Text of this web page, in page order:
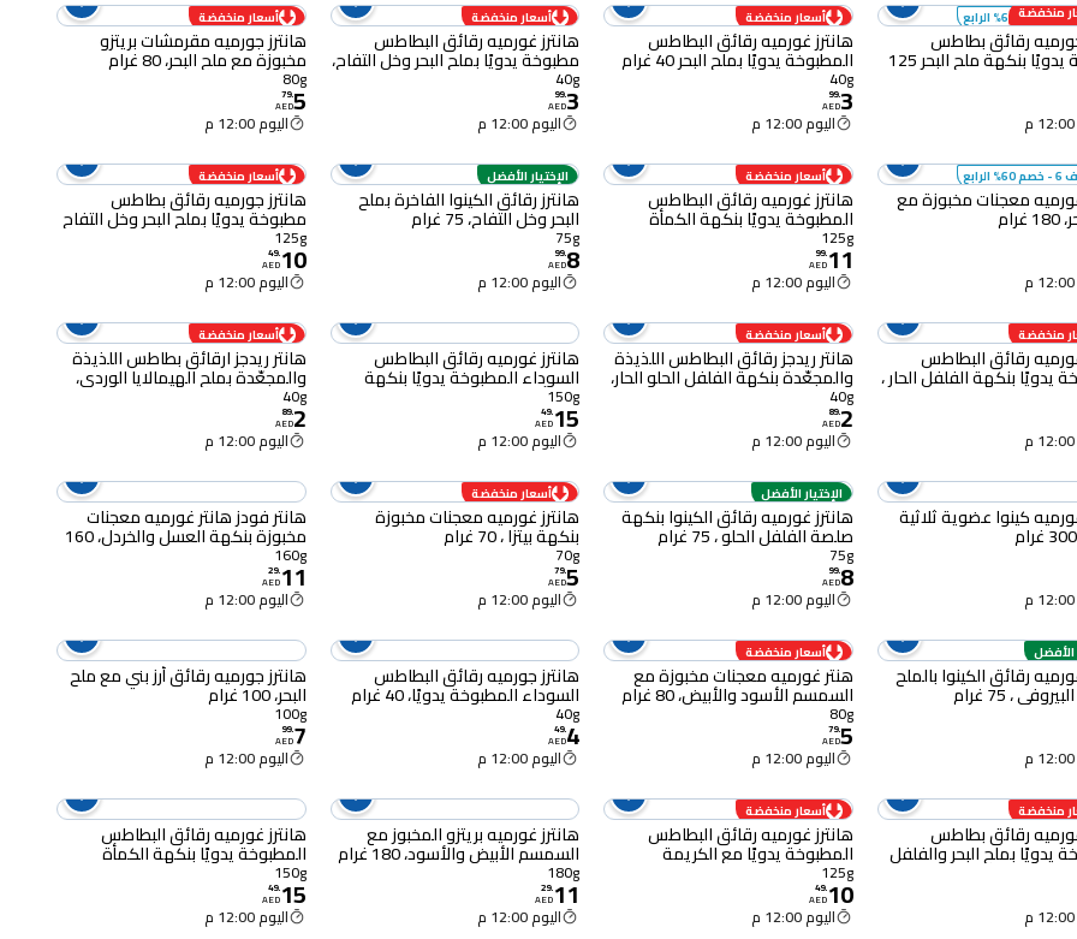
الرابعمنخفضة
رقائق بطاطس
مطبوخة يدويًا بنكهة ملح البحر 125
أسعار منخفضة
هانترز غورميه رقائق البطاطس
المطبوخة يدويًا بملح البحر 40 غرام
40g
3
.
99
AED
اليوم 12:00 م
أسعار منخفضة
هانترز غورميه رقائق البطاطس
مطبوخة يدويًا بملح البحر وخل التفاح،
40 غرام
40g
3
.
99
AED
اليوم 12:00 م
أسعار منخفضة
هانترز جورميه مقرمشات بريتزو
مخبوزة مع ملح البحر، 80 غرام
80g
5
.
79
AED
اليوم 12:00 م
الرابع
معجنات مخبوزة مع
أسعار منخفضة
هانترز غورميه رقائق البطاطس
المطبوخة يدويًا بنكهة الكمأة
السوداء، 125 غرام
125g
11
.
99
AED
اليوم 12:00 م
الإختيار الأفضل
هانترز رقائق الكينوا الفاخرة بملح
البحر وخل التفاح، 75 غرام
75g
8
.
99
AED
اليوم 12:00 م
أسعار منخفضة
هانترز جورميه رقائق بطاطس
مطبوخة يدويًا بملح البحر وخل التفاح
125 غرام
125g
10
.
49
AED
اليوم 12:00 م
منخفضة
رقائق البطاطس
يدويًا بنكهة الفلفل الحار ،
أسعار منخفضة
هانتر ريدجز رقائق البطاطس اللذيذة
والمجعّدة بنكهة الفلفل الحلو الحار،
40 غرام
40g
2
.
89
AED
اليوم 12:00 م
هانترز غورميه رقائق البطاطس
السوداء المطبوخة يدويًا بنكهة
الكمأة، 150 غرام
150g
15
.
49
AED
اليوم 12:00 م
أسعار منخفضة
هانتر ريدجز ارقائق بطاطس اللذيذة
والمجعّدة بملح الهيمالايا الوردي،
40 غرام
40g
2
.
89
AED
اليوم 12:00 م
كينوا عضوية ثلاثية
الإختيار الأفضل
هانترز غورميه رقائق الكينوا بنكهة
صلصة الفلفل الحلو ، 75 غرام
75g
8
.
99
AED
اليوم 12:00 م
أسعار منخفضة
هانترز غورميه معجنات مخبوزة
بنكهة بيتزا ، 70 غرام
70g
5
.
79
AED
اليوم 12:00 م
هانتر فودز هانتر غورميه معجنات
مخبوزة بنكهة العسل والخردل، 160
غرام
160g
11
.
29
AED
اليوم 12:00 م
الأفضل
هانترز غورميه رقائق الكينوا بالملح
، 75 غرام
أسعار منخفضة
هنتر غورميه معجنات مخبوزة مع
السمسم الأسود والأبيض، 80 غرام
80g
5
.
79
AED
اليوم 12:00 م
هانترز جورميه رقائق البطاطس
السوداء المطبوخة يدويًا، 40 غرام
40g
4
.
49
AED
اليوم 12:00 م
هانترز جورميه رقائق أرز بني مع ملح
البحر، 100 غرام
100g
7
.
99
AED
اليوم 12:00 م
منخفضة
رقائق بطاطس
يدويًا بملح البحر والفلفل
40 غرام
أسعار منخفضة
هانترز غورميه رقائق البطاطس
المطبوخة يدويًا مع الكريمة
الحامضة والبصل، 125 غرام
125g
10
.
49
AED
اليوم 12:00 م
هانترز غورميه بريتزو المخبوز مع
السمسم الأبيض والأسود، 180 غرام
180g
11
.
29
AED
اليوم 12:00 م
هانترز غورميه رقائق البطاطس
المطبوخة يدويًا بنكهة الكمأة
السوداء والبارميزان، 150 غرام
150g
15
.
49
AED
اليوم 12:00 م